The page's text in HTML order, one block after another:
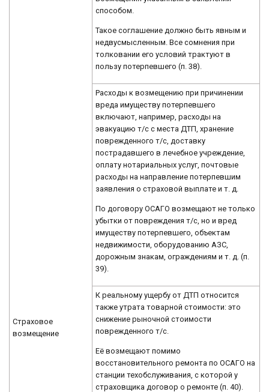
Страховое
возмещение
способом.
Такое соглашение должно быть явным и
недвусмысленным. Все сомнения при
толковании его условий трактуют в
пользу потерпевшего (п. 38).
Расходы к возмещению при причинении
вреда имуществу потерпевшего
включают, например, расходы на
эвакуацию т/с с места ДТП, хранение
поврежденного т/с, доставку
пострадавшего в лечебное учреждение,
оплату нотариальных услуг, почтовые
расходы на направление потерпевшим
заявления о страховой выплате и т. д.
По договору ОСАГО возмещают не только
убытки от повреждения т/с, но и вред
имуществу потерпевшего, объектам
недвижимости, оборудованию АЗС,
дорожным знакам, ограждениям и т. д. (п.
39).
К реальному ущербу от ДТП относится
также утрата товарной стоимости: это
снижение рыночной стоимости
поврежденного т/с.
Её возмещают помимо
восстановительного ремонта по ОСАГО на
станции техобслуживания, с которой у
страховщика договор о ремонте (п. 40).